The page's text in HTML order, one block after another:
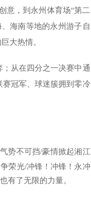
意，到永州体育场“第二
海南等地的永州游子自
大热情。
从在‌四分之一决赛‌中通
冠军、球迷簇拥到零冷
势不可挡/豪情掀起湘江
荣光/冲锋！冲锋！永冲
有了无限的力量。‌